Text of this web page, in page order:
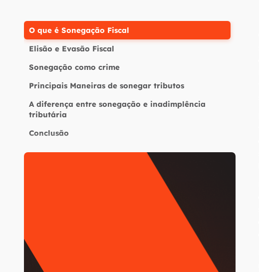
O que é Sonegação Fiscal
Elisão e Evasão Fiscal
Sonegação como crime
Principais Maneiras de sonegar tributos
A diferença entre sonegação e inadimplência
tributária
Conclusão